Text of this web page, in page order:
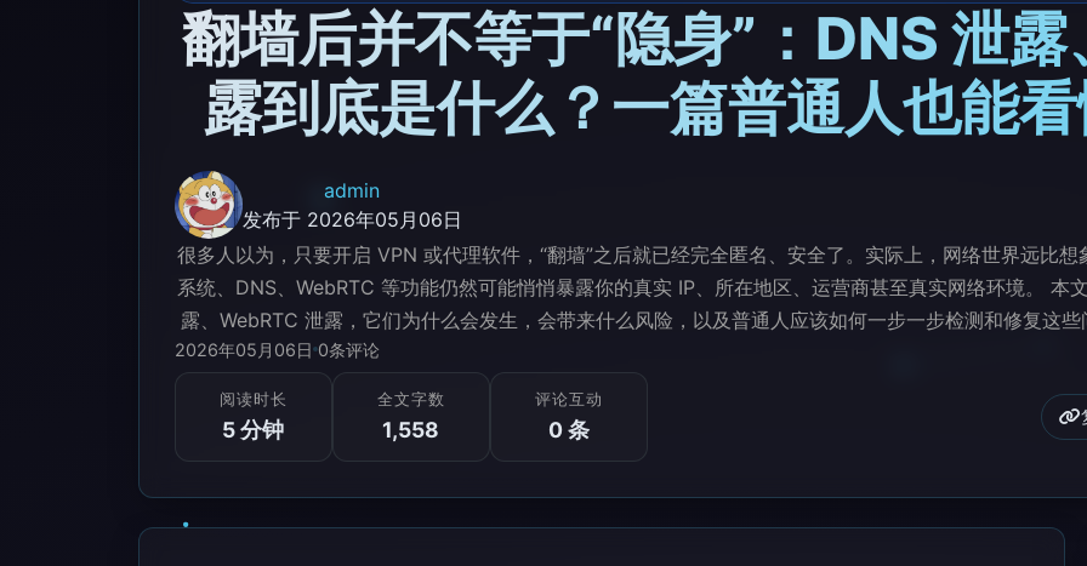
翻墙后并不等于“隐身”：DNS 泄
露到底是什么？一篇普通人也能
admin
发布于 2026年05月06日
很多人以为，只要开启 VPN 或代理软件，“翻墙”之后就已经完全匿名、安全了。实际上，网络世界远比
系统、DNS、WebRTC 等功能仍然可能悄悄暴露你的真实 IP、所在地区、运营商甚至真实网络环境。 本
露、WebRTC 泄露，它们为什么会发生，会带来什么风险，以及普通人应该如何一步一步检测和修复这
2026年05月06日 0条评论
阅读时长
5 分钟
全文字数
1,558
评论互动
0 条